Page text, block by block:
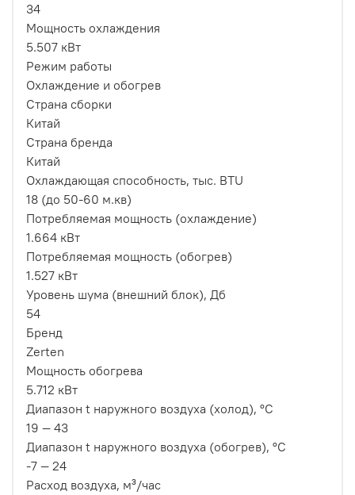
34
Мощность охлаждения
5.507 кВт
Режим работы
Охлаждение и обогрев
Страна сборки
Китай
Страна бренда
Китай
Охлаждающая способность, тыс. BTU
18 (до 50-60 м.кв)
Потребляемая мощность (охлаждение)
1.664 кВт
Потребляемая мощность (обогрев)
1.527 кВт
Уровень шума (внешний блок), Дб
54
Бренд
Zerten
Мощность обогрева
5.712 кВт
Диапазон t наружного воздуха (холод), °C
19 — 43
Диапазон t наружного воздуха (обогрев), °C
-7 — 24
Расход воздуха, м³/час